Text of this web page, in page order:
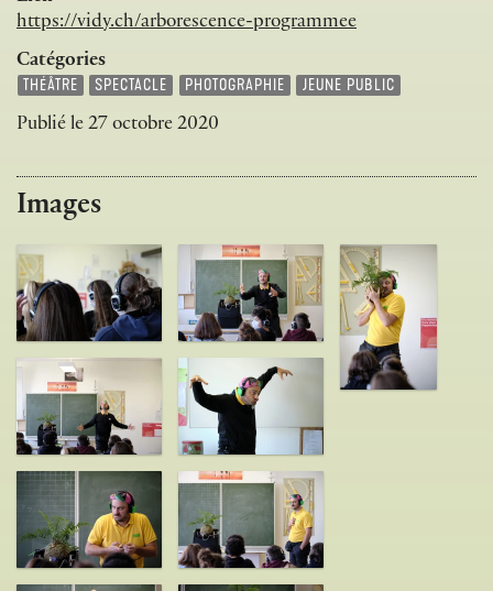
https://vidy.ch/arborescence-programmee
Catégories
THÉÂTRE SPECTACLE PHOTOGRAPHIE JEUNE PUBLIC
Publié le 27 octobre 2020
Images